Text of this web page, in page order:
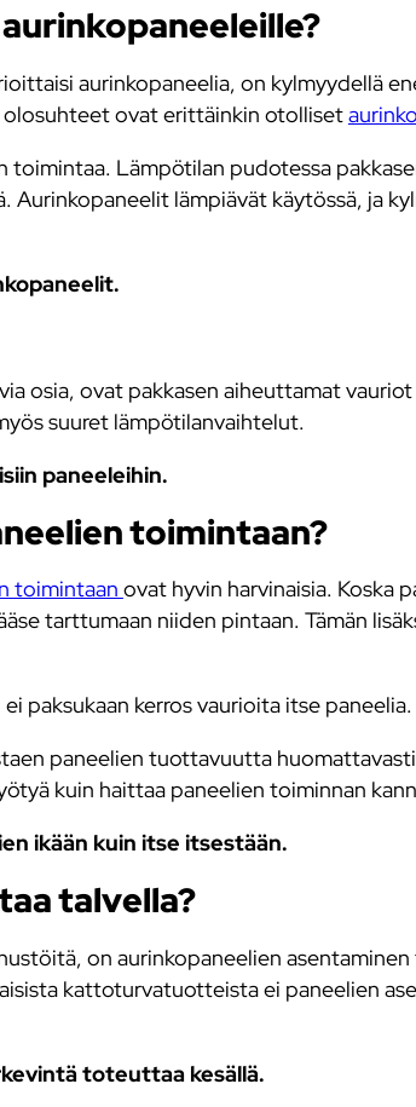
aurinkopaneelia, on kylmyydellä
olosuhteet ovat erittäinkin otolliset
toimintaa. Lämpötilan pudotessa
lämpiävät käytössä, ja
osia, ovat pakkasen aiheuttamat
suuret lämpötilanvaihtelut.
paneeleihin.
toimintaan?
toimintaan ovat hyvin harvinaisia. Koska
tarttumaan niiden pintaan. Tämän
paksukaan kerros vaurioita itse paneelia.
paneelien tuottavuutta
kuin haittaa paneelien toiminnan
ikään kuin itse itsestään.
talvella?
on aurinkopaneelien
kattoturvatuotteista ei paneelien
toteuttaa kesällä.